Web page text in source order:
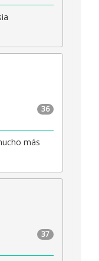
36
más
37